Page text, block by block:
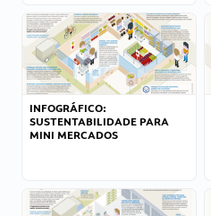
INFOGRÁFICO:
SUSTENTABILIDADE PARA
MINI MERCADOS